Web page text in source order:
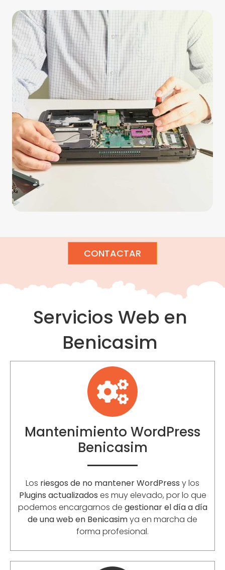
CONTACTAR
Servicios Web en
Benicasim
Mantenimiento WordPress
Benicasim
Los riesgos de no mantener WordPress y los
Plugins actualizados es muy elevado, por lo que
podemos encargarnos de gestionar el día a día
de una web en Benicasimya en marcha de
forma profesional.